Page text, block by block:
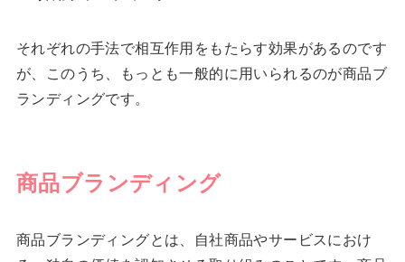
それぞれの手法で相互作用をもたらす効果があるのです
が、このうち、もっとも一般的に用いられるのが商品ブ
ランディングです。
商品ブランディング
商品ブランディングとは、自社商品やサービスにおけ